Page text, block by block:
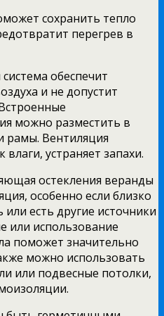
сохранить тепло
перегрев в
обеспечит
и не допустит
можно разместить в
рамы. Вентиляция
устраняет запахи.
остекления веранды
особенно если близко
есть другие источники
или использование
поможет значительно
можно использовать
или подвесные потолки,